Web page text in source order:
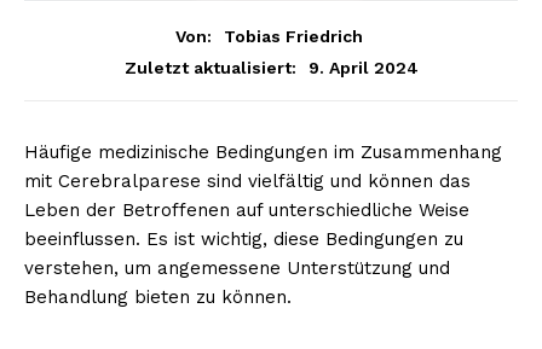
Von:
Tobias Friedrich
Zuletzt aktualisiert:
9. April 2024
Häufige medizinische Bedingungen im Zusammenhang
mit Cerebralparese sind vielfältig und können das
Leben der Betroffenen auf unterschiedliche Weise
beeinflussen. Es ist wichtig, diese Bedingungen zu
verstehen, um angemessene Unterstützung und
Behandlung bieten zu können.